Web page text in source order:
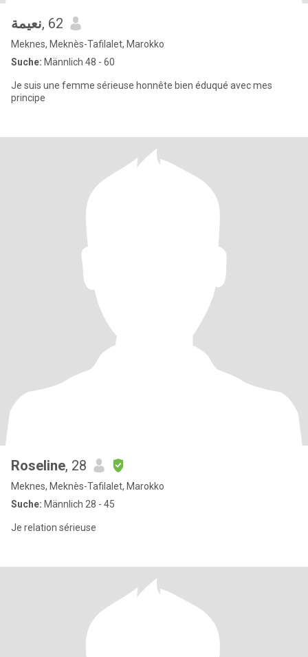
نعيمة, 62
Meknes, Meknès-Tafilalet, Marokko
Suche: Männlich 48 - 60
Je suis une femme sérieuse honnête bien éduqué avec mes
principe
Roseline, 28
Meknes, Meknès-Tafilalet, Marokko
Suche: Männlich 28 - 45
Je relation sérieuse